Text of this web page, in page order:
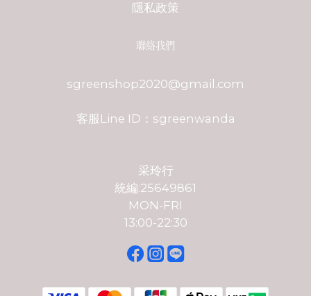
隱私政策
聯絡我們
sgreenshop2020@gmail.com
客服Line ID：sgreenwanda
采玲行
統編:25649861
MON-FRI
13:00-22:30